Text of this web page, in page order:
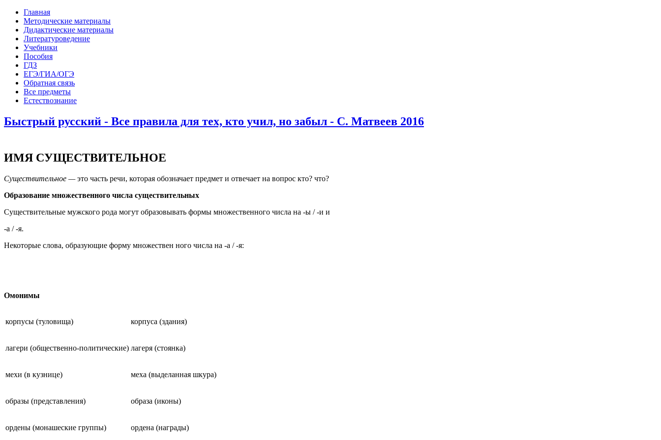
Главная
Методические материалы
Дидактические материалы
Литературоведение
Учебники
Пособия
ГДЗ
ЕГЭ/ГИА/ОГЭ
Обратная связь
Все предметы
Естествознание
Быстрый русский - Все правила для тех, кто учил, но забыл - С. Матвеев 2016
ИМЯ СУЩЕСТВИТЕЛЬНОЕ
Существительное —это часть речи, которая обозначает предмет и отвечает на вопрос кто? что?
Образование множественного числа существительных
Существительные мужского рода могут образовывать формы множественного числа на -ы / -и и
-а / -я.
Некоторые слова, образующие форму множествен ного числа на -а / -я:
Омонимы
корпусы (туловища) корпуса (здания)
лагери (общественно-политические) лагеря (стоянка)
мехи (в кузнице) меха (выделанная шкура)
образы (представления) образа (иконы)
ордены (монашеские группы) ордена (награды)